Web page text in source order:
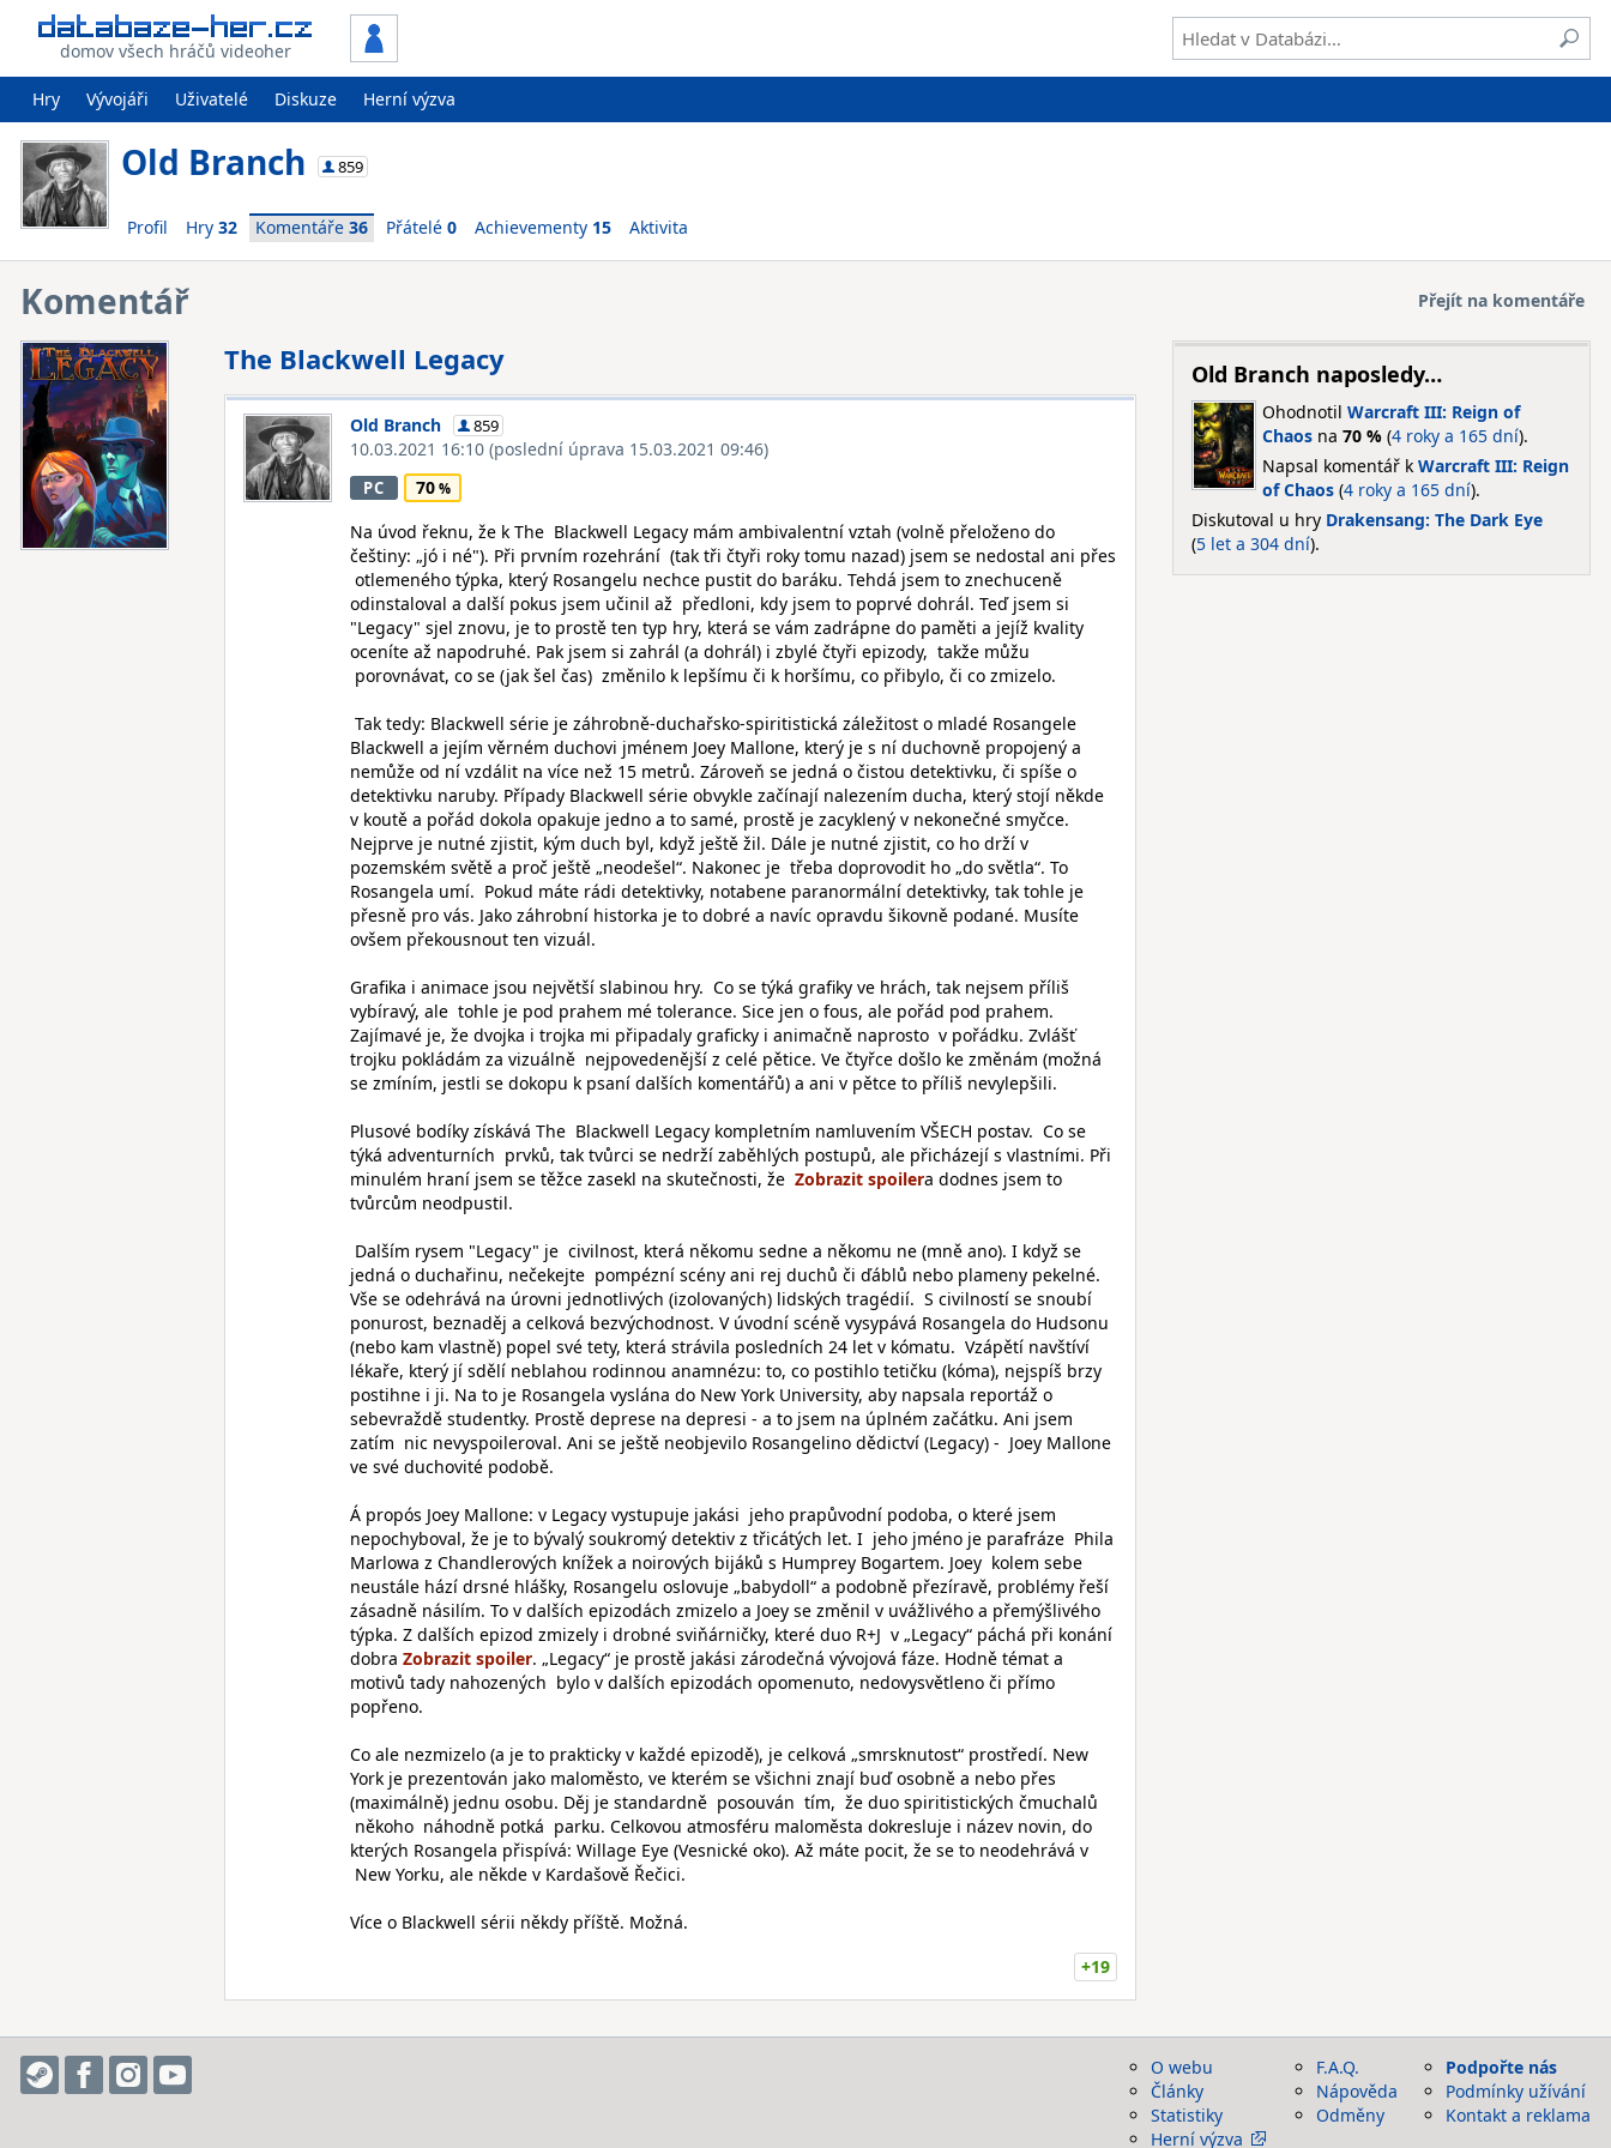
domov všech hráčů videoher
Hry Vývojáři Uživatelé Diskuze Herní výzva
Old Branch 859
Profil Hry 32 Komentáře 36 Přátelé 0 Achievementy 15 Aktivita
Komentář Přejít na komentáře
The Blackwell Legacy
Old Branch 859
10.03.2021 16:10 (poslední úprava 15.03.2021 09:46)
PC
70
Na úvod řeknu, že k The Blackwell Legacy mám ambivalentní vztah (volně přeloženo do
češtiny: „jó i né"). Při prvním rozehrání (tak tři čtyři roky tomu nazad) jsem se nedostal ani přes
otlemeného týpka, který Rosangelu nechce pustit do baráku. Tehdá jsem to znechuceně
odinstaloval a další pokus jsem učinil až předloni, kdy jsem to poprvé dohrál. Teď jsem si
"Legacy" sjel znovu, je to prostě ten typ hry, která se vám zadrápne do paměti a jejíž kvality
oceníte až napodruhé. Pak jsem si zahrál (a dohrál) i zbylé čtyři epizody, takže můžu
porovnávat, co se (jak šel čas) změnilo k lepšímu či k horšímu, co přibylo, či co zmizelo.
Tak tedy: Blackwell série je záhrobně-duchařsko-spiritistická záležitost o mladé Rosangele
Blackwell a jejím věrném duchovi jménem Joey Mallone, který je s ní duchovně propojený a
nemůže od ní vzdálit na více než 15 metrů. Zároveň se jedná o čistou detektivku, či spíše o
detektivku naruby. Případy Blackwell série obvykle začínají nalezením ducha, který stojí někde
v koutě a pořád dokola opakuje jedno a to samé, prostě je zacyklený v nekonečné smyčce.
Nejprve je nutné zjistit, kým duch byl, když ještě žil. Dále je nutné zjistit, co ho drží v
pozemském světě a proč ještě „neodešel“. Nakonec je třeba doprovodit ho „do světla“. To
Rosangela umí. Pokud máte rádi detektivky, notabene paranormální detektivky, tak tohle je
přesně pro vás. Jako záhrobní historka je to dobré a navíc opravdu šikovně podané. Musíte
ovšem překousnout ten vizuál.
Grafika i animace jsou největší slabinou hry. Co se týká grafiky ve hrách, tak nejsem příliš
vybíravý, ale tohle je pod prahem mé tolerance. Sice jen o fous, ale pořád pod prahem.
Zajímavé je, že dvojka i trojka mi připadaly graficky i animačně naprosto v pořádku. Zvlášť
trojku pokládám za vizuálně nejpovedenější z celé pětice. Ve čtyřce došlo ke změnám (možná
se zmíním, jestli se dokopu k psaní dalších komentářů) a ani v pětce to příliš nevylepšili.
Plusové bodíky získává The Blackwell Legacy kompletním namluvením VŠECH postav. Co se
týká adventurních prvků, tak tvůrci se nedrží zaběhlých postupů, ale přicházejí s vlastními. Při
minulém hraní jsem se těžce zasekl na skutečnosti, že
a dodnes jsem to
tvůrcům neodpustil.
Dalším rysem "Legacy" je civilnost, která někomu sedne a někomu ne (mně ano). I když se
jedná o duchařinu, nečekejte pompézní scény ani rej duchů či ďáblů nebo plameny pekelné.
Vše se odehrává na úrovni jednotlivých (izolovaných) lidských tragédií. S civilností se snoubí
ponurost, beznaděj a celková bezvýchodnost. V úvodní scéně vysypává Rosangela do Hudsonu
(nebo kam vlastně) popel své tety, která strávila posledních 24 let v kómatu. Vzápětí navštíví
lékaře, který jí sdělí neblahou rodinnou anamnézu: to, co postihlo tetičku (kóma), nejspíš brzy
postihne i ji. Na to je Rosangela vyslána do New York University, aby napsala reportáž o
sebevraždě studentky. Prostě deprese na depresi - a to jsem na úplném začátku. Ani jsem
zatím nic nevyspoileroval. Ani se ještě neobjevilo Rosangelino dědictví (Legacy) - Joey Mallone
ve své duchovité podobě.
Á propós Joey Mallone: v Legacy vystupuje jakási jeho prapůvodní podoba, o které jsem
nepochyboval, že je to bývalý soukromý detektiv z třicátých let. I jeho jméno je parafráze Phila
Marlowa z Chandlerových knížek a noirových bijáků s Humprey Bogartem. Joey kolem sebe
neustále hází drsné hlášky, Rosangelu oslovuje „babydoll“ a podobně přezíravě, problémy řeší
zásadně násilím. To v dalších epizodách zmizelo a Joey se změnil v uvážlivého a přemýšlivého
týpka. Z dalších epizod zmizely i drobné sviňárničky, které duo R+J v „Legacy“ páchá při konání
dobra
. „Legacy“ je prostě jakási zárodečná vývojová fáze. Hodně témat a
motivů tady nahozených bylo v dalších epizodách opomenuto, nedovysvětleno či přímo
popřeno.
Co ale nezmizelo (a je to prakticky v každé epizodě), je celková „smrsknutost“ prostředí. New
York je prezentován jako maloměsto, ve kterém se všichni znají buď osobně a nebo přes
(maximálně) jednu osobu. Děj je standardně posouván tím, že duo spiritistických čmuchalů
někoho náhodně potká parku. Celkovou atmosféru maloměsta dokresluje i název novin, do
kterých Rosangela přispívá: Willage Eye (Vesnické oko). Až máte pocit, že se to neodehrává v
New Yorku, ale někde v Kardašově Řečici.
Více o Blackwell sérii někdy příště. Možná.
+19
Old Branch naposledy…
Ohodnotil Warcraft III: Reign of
Chaosna 70 %(4 roky a 165 dní).
Napsal komentář k Warcraft III: Reign
of Chaos(4 roky a 165 dní).
Diskutoval u hry Drakensang: The Dark Eye
(5 let a 304 dní).
O webu
Články
Statistiky
Herní výzva
F.A.Q.
Nápověda
Odměny
Podpořte nás
Podmínky užívání
Kontakt a reklama